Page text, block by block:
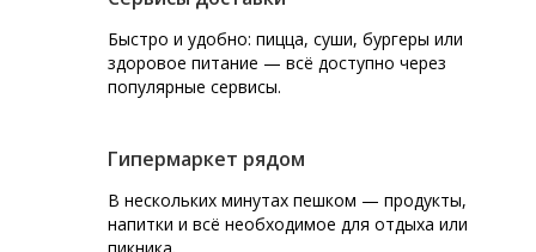
Быстро и удобно: пицца, суши, бургеры или
здоровое питание — всё доступно через
популярные сервисы.
Гипермаркет рядом
В нескольких минутах пешком — продукты,
напитки и всё необходимое для отдыха или